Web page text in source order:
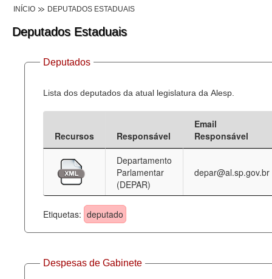
Lei de Acesso à Informação
Dados Governamentais Abertos
Planejamento
Catálogo de dados
Processo Legislativo
Deputados Estaduais
Administração
Legislação
Agenda
Perguntas frequentes
INÍCIO DEPUTADOS ESTADUAIS
Deputados Estaduais
Deputados
Lista dos deputados da atual legislatura da Alesp.
Recursos Responsável
Email
Responsável
Departamento
Parlamentar
(DEPAR)
depar@al.sp.gov.br
Etiquetas: deputado
Despesas de Gabinete